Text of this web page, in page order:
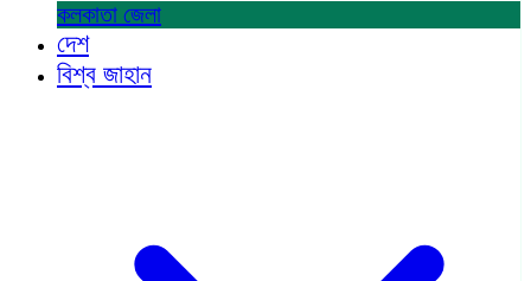
কলকাতা জেলা
দেশ
বিশ্ব জাহান